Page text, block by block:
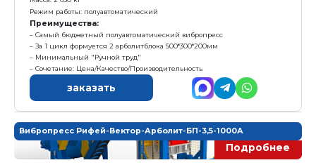
Преимущества:
За 1 цикл формуется 2 арболитблока
Самый бюджетный вибропресс для выпуска
Полуавтоматическая подача поддонов в пресс
Высокое качество продукции за счет
вибрации и гравитационного пригруза»
заказать